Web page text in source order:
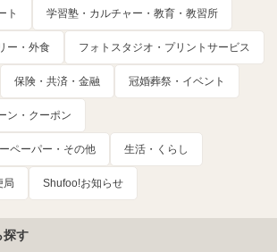
ト 学習塾・カルチャー・教育・教習所
ー・外食 フォトスタジオ・プリントサービス
保険・共済・金融 冠婚葬祭・イベント
ン・クーポン
ペーパー・その他 生活・くらし
局 Shufoo!お知らせ
探す